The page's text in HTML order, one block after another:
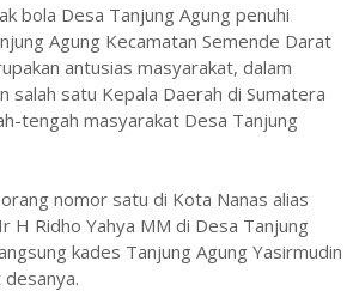
bola Desa Tanjung Agung penuhi
Agung Kecamatan Semende Darat
antusias masyarakat, dalam
salah satu Kepala Daerah di Sumatera
tengah masyarakat Desa Tanjung
nomor satu di Kota Nanas alias
H Ridho Yahya MM di Desa Tanjung
kades Tanjung Agung Yasirmudin